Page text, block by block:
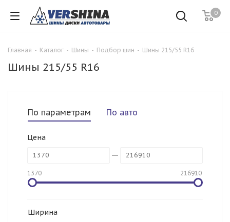
0
Главная - Каталог - Шины - Подбор шин - Шины 215/55 R16
Шины 215/55 R16
По параметрам По авто
Цена
1370 216910
Ширина